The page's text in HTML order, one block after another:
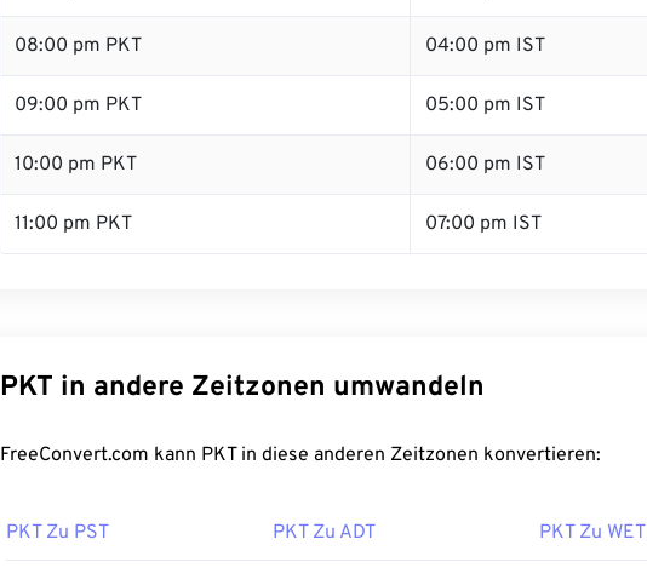
08:00 pm PKT 04:00 pm IST
09:00 pm PKT 05:00 pm IST
10:00 pm PKT 06:00 pm IST
11:00 pm PKT 07:00 pm IST
PKT in andere Zeitzonen umwandeln
FreeConvert.com kann PKT in diese anderen Zeitzonen konvertieren:
PKT Zu PST PKT Zu ADT PKT Zu WET